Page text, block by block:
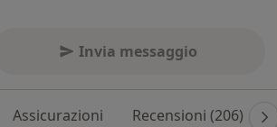
Invia messaggio
Assicurazioni Recensioni (206)